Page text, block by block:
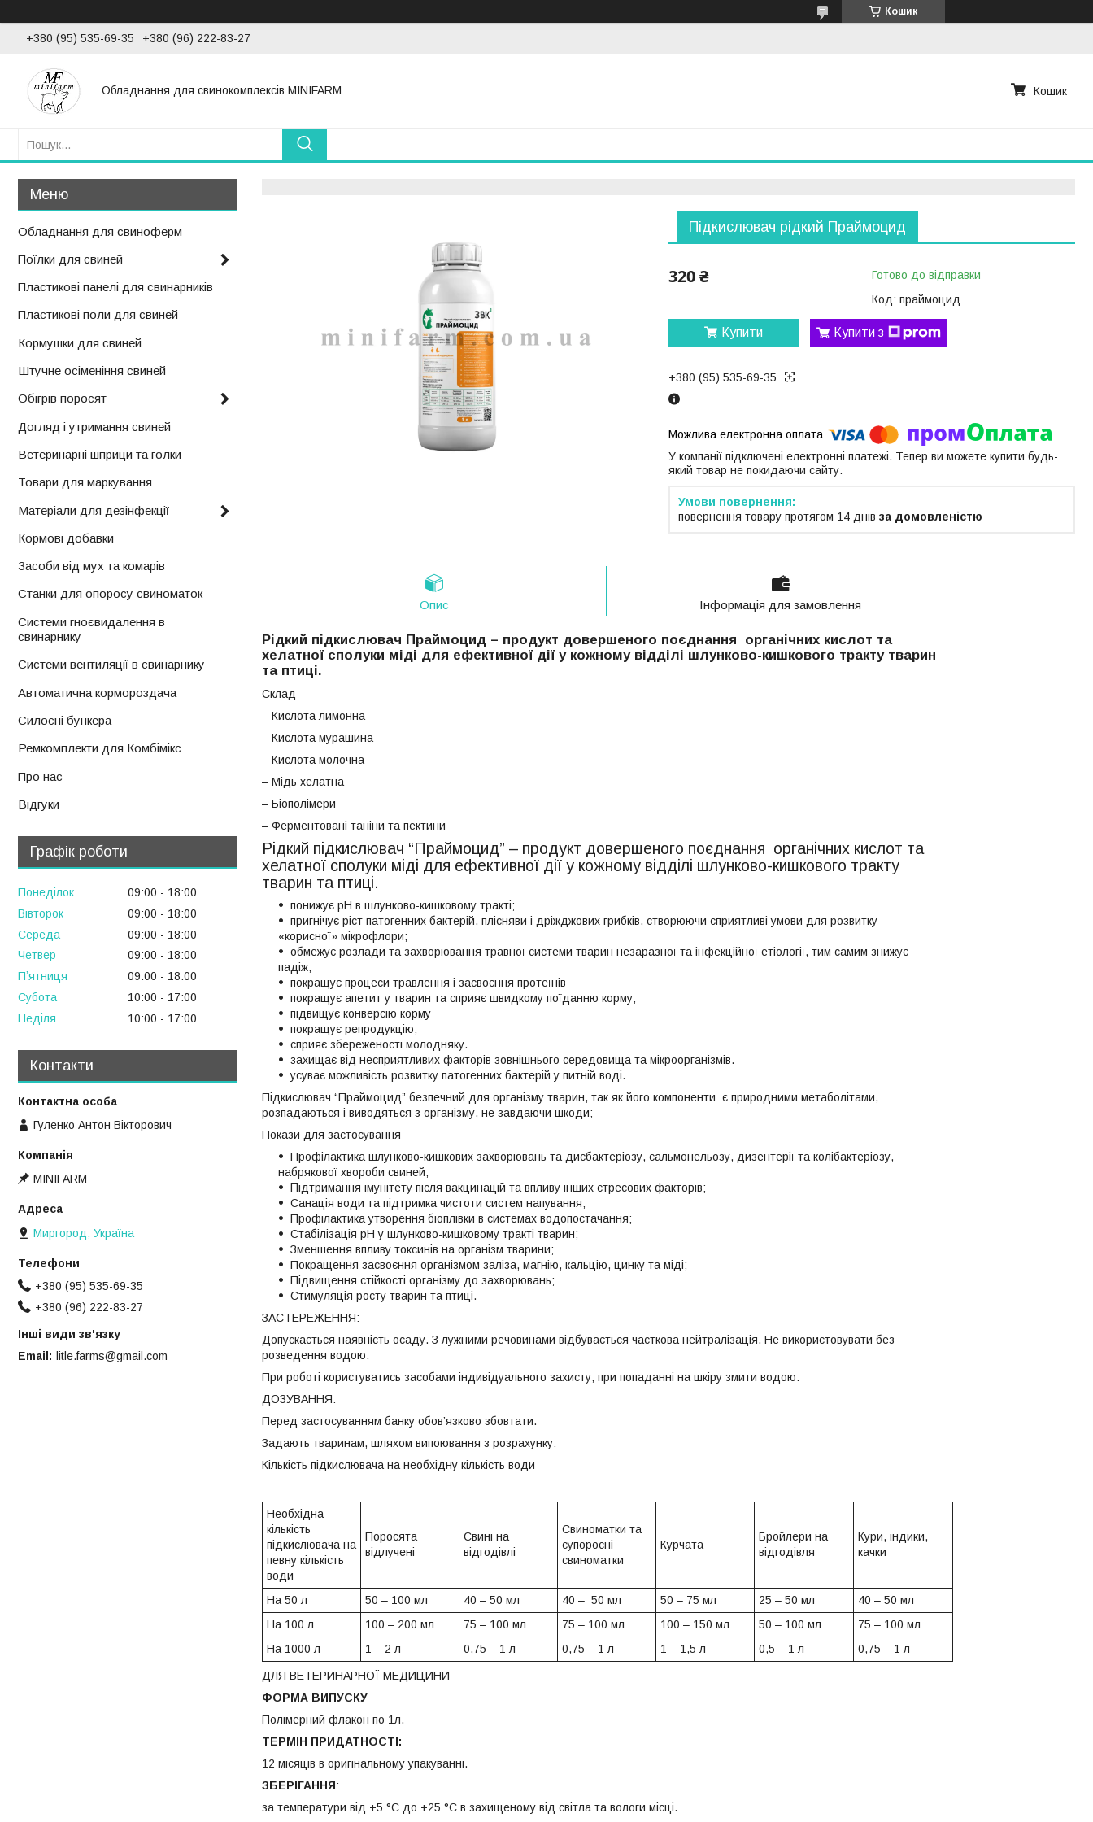
Кошик
+380 (95) 535-69-35 +380 (96) 222-83-27
Обладнання для свинокомплексів MINIFARM Кошик
Підкислювач рідкий Праймоцид
320 ₴
Готово до відправки
Код: праймоцид
Купити Купити з
+380 (95) 535-69-35
У компанії підключені електронні платежі. Тепер ви можете купити будь-
який товар не покидаючи сайту.
повернення товару протягом 14 днів за домовленістю
Опис Інформація для замовлення
Рідкий підкислювач Праймоцид – продукт довершеного поєднання
органічних кислот та
хелатної сполуки міді для ефективної дії у кожному відділі шлунково-кишкового тракту тварин
та птиці.
Склад
– Кислота лимонна
– Кислота мурашина
– Кислота молочна
– Мідь хелатнa
– Біополімери
– Ферментовані таніни та пектини
Рідкий підкислювач “Праймоцид” – продукт довершеного поєднання органічних кислот та
хелатної сполуки міді для ефективної дії у кожному відділі шлунково-кишкового тракту
тварин та птиці.
понижує pH в шлунково-кишковому тракті;
пригнічує ріст патогенних бактерій, плісняви і дріжджових грибків, створюючи сприятливі умови для розвитку
«корисної» мікрофлори;
обмежує розлади та захворювання травної системи тварин незаразної та інфекційної етіології, тим самим знижує
падіж;
покращує процеси травлення і засвоєння протеїнів
покращує апетит у тварин та сприяє швидкому поїданню корму;
підвищує конверсію корму
покращує репродукцію;
сприяє збереженості молодняку.
захищає від несприятливих факторів зовнішнього середовища та мікроорганізмів.
усуває можливість розвитку патогенних бактерій у питній воді.
Підкислювач “Праймоцид” безпечний для організму тварин, так як його компоненти є природними метаболітами,
розпадаються і виводяться з організму, не завдаючи шкоди;
Покази для застосування
Профілактика шлунково-кишкових захворювань та дисбактеріозу, сальмонельозу, дизентерії та колібактеріозу,
набрякової хвороби свиней;
Підтримання імунітету після вакцинацій та впливу інших стресових факторів;
Санація води та підтримка чистоти систем напування;
Профілактика утворення біоплівки в системах водопостачання;
Стабілізація pH у шлунково-кишковому тракті тварин;
Зменшення впливу токсинів на організм тварини;
Покращення засвоєння організмом заліза, магнію, кальцію, цинку та міді;
Підвищення стійкості організму до захворювань;
Стимуляція росту тварин та птиці.
ЗАСТЕРЕЖЕННЯ:
Допускається наявність осаду. З лужними речовинами відбувається часткова нейтралізація. Не використовувати без
розведення водою.
При роботі користуватись засобами індивідуального захисту, при попаданні на шкіру змити водою.
ДОЗУВАННЯ:
Перед застосуванням банку обов’язково збовтати.
Задають тваринам, шляхом випоювання з розрахунку:
Кількість підкислювача на необхідну кількість води
Необхідна
кількість
підкислювача на
певну кількість
води
Поросята
відлучені
Свині на
відгодівлі
Свиноматки та
супоросні
свиноматки
Курчата
Бройлери на
відгодівля
Кури, індики,
качки
На 50 л 50 – 100 мл 40 – 50 мл 40 – 50 мл 50 – 75 мл 25 – 50 мл
40 – 50 мл
На 100 л
100 – 200 мл 75 – 100 мл 75 – 100 мл 100 – 150 мл 50 – 100 мл
75 – 100 мл
На 1000 л
1 – 2 л 0,75 – 1 л 0,75 – 1 л 1 – 1,5 л 0,5 – 1 л 0,75 – 1 л
ДЛЯ ВЕТЕРИНАРНОЇ МЕДИЦИНИ
ФОРМА ВИПУСКУ
Полімерний флакон по 1л.
ТЕРМІН ПРИДАТНОСТІ:
12 місяців в оригінальному упакуванні.
ЗБЕРІГАННЯ:
за температури від +5 °C до +25 °C в захищеному від світла та вологи місці.
Обладнання для свиноферм
Поїлки для свиней
Пластикові панелі для свинарників
Пластикові поли для свиней
Кормушки для свиней
Штучне осіменіння свиней
Обігрів поросят
Догляд і утримання свиней
Ветеринарні шприци та голки
Товари для маркування
Матеріали для дезінфекції
Кормові добавки
Засоби від мух та комарів
Станки для опоросу свиноматок
Системи гноєвидалення в
свинарнику
Системи вентиляції в свинарнику
Автоматична кормороздача
Силосні бункера
Ремкомплекти для Комбімікс
Про нас
Відгуки
Графік роботи
Понеділок 09:00
18:00
Вівторок
09:00
18:00
Середа
09:00
18:00
Четвер
09:00
18:00
Пʼятниця
09:00
18:00
Субота
10:00
17:00
Неділя
10:00 17:00
Контакти
Гуленко Антон Вікторович
MINIFARM
Миргород, Україна
+380 (95) 535-69-35
+380 (96) 222-83-27
Інші види зв'язку
Email
litle.farms@gmail.com